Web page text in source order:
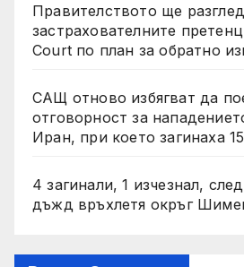
Правителството ще
застрахователните
Court по план за обратно
САЩ отново избягват да
отговорност за
Иран, при което загинаха
4 загинали, 1 изчезнал,
дъжд връхлетя окръг